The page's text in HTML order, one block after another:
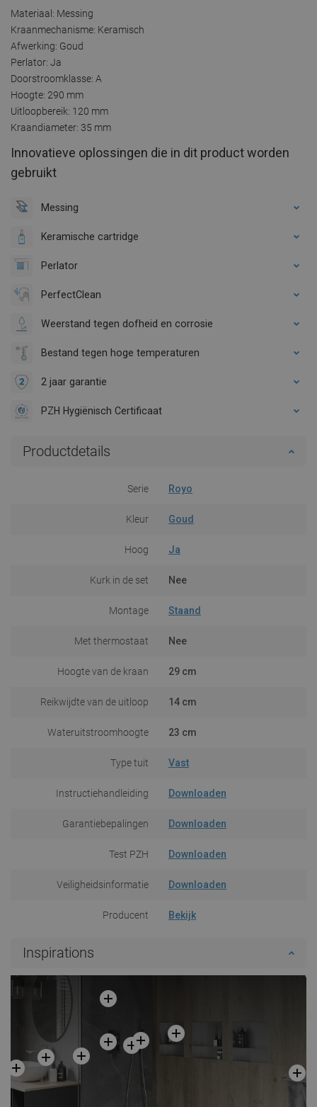
Materiaal: Messing
Kraanmechanisme: Keramisch
Afwerking: Goud
Perlator: Ja
Doorstroomklasse: A
Hoogte: 290 mm
Uitloopbereik: 120 mm
Kraandiameter: 35 mm
Innovatieve oplossingen die in dit product worden
gebruikt
Messing
Keramische cartridge
Perlator
PerfectClean
Weerstand tegen dofheid en corrosie
Bestand tegen hoge temperaturen
2 jaar garantie
PZH Hygiënisch Certificaat
Productdetails
Serie Royo
Kleur Goud
Hoog Ja
Kurk in de set Nee
Montage Staand
Met thermostaat Nee
Hoogte van de kraan 29 cm
Reikwijdte van de uitloop 14 cm
Wateruitstroomhoogte 23 cm
Type tuit Vast
Instructiehandleiding Downloaden
Garantiebepalingen Downloaden
Test PZH Downloaden
Veiligheidsinformatie Downloaden
Producent Bekijk
Inspirations